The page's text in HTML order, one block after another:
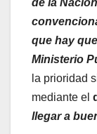
de la
que hay
Ministerio
la prioridad
mediante el
llegar a